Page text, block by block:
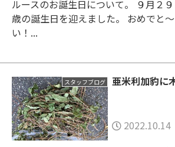
ルースのお誕生日について。 ９月２
歳の誕生日を迎えました。 おめでと
い！...
スタッフブログ 亜米利加豹に
2022.10.14